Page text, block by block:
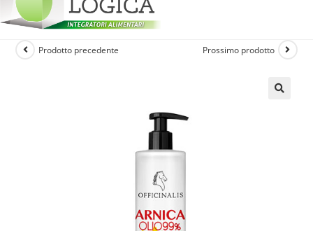
Prodotto precedente Prossimo prodotto